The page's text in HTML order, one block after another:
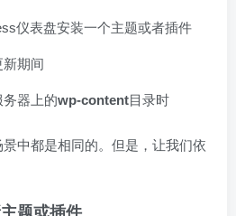
仪表盘安装一个主题或者插件
期间
器上的wp-content目录时
中都是相同的。但是，让我们依
题或插件